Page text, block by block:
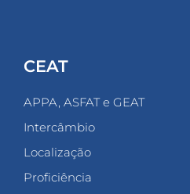
CEAT
APPA, ASFAT e GEAT
Intercâmbio
Localização
Proficiência